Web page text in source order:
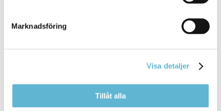
Marknadsföring
Visa detaljer
Tillåt alla
verksamhetschefSusanna W Sjöbring. Alla
medarbetare följer ... från besök på våra särskilda
boenden, sägerverksamhetschefSusanna W